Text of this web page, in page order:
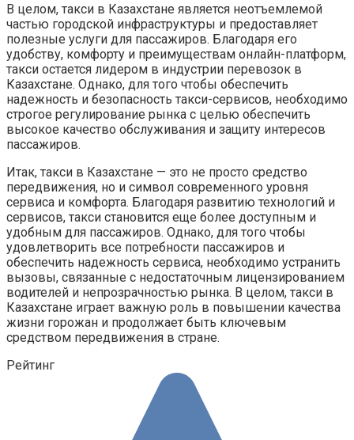
В целом, такси в Казахстане является неотъемлемой
частью городской инфраструктуры и предоставляет
полезные услуги для пассажиров. Благодаря его
удобству, комфорту и преимуществам онлайн-платформ,
такси остается лидером в индустрии перевозок в
Казахстане. Однако, для того чтобы обеспечить
надежность и безопасность такси-сервисов, необходимо
строгое регулирование рынка с целью обеспечить
высокое качество обслуживания и защиту интересов
пассажиров.
Итак, такси в Казахстане — это не просто средство
передвижения, но и символ современного уровня
сервиса и комфорта. Благодаря развитию технологий и
сервисов, такси становится еще более доступным и
удобным для пассажиров. Однако, для того чтобы
удовлетворить все потребности пассажиров и
обеспечить надежность сервиса, необходимо устранить
вызовы, связанные с недостаточным лицензированием
водителей и непрозрачностью рынка. В целом, такси в
Казахстане играет важную роль в повышении качества
жизни горожан и продолжает быть ключевым
средством передвижения в стране.
Рейтинг